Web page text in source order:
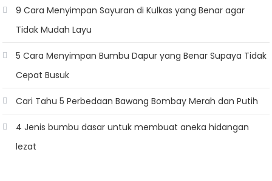
9 Cara Menyimpan Sayuran di Kulkas yang Benar agar
Tidak Mudah Layu
5 Cara Menyimpan Bumbu Dapur yang Benar Supaya Tidak
Cepat Busuk
Cari Tahu 5 Perbedaan Bawang Bombay Merah dan Putih
4 Jenis bumbu dasar untuk membuat aneka hidangan
lezat